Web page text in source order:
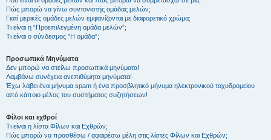
Πώς μπορώ να γίνω συντονιστής ομάδας μελών;
Γιατί μερικές ομάδες μελών εμφανίζονται με διαφορετικό χρώμα;
Τι είναι η “Προεπιλεγμένη ομάδα μελών”;
Τι είναι ο σύνδεσμος "Η ομάδα”;
Προσωπικά Μηνύματα
Δεν μπορώ να στείλω προσωπικά μηνύματα!
Λαμβάνω συνέχεια ανεπιθύμητα μηνύματα!
Έχω λάβει ένα μήνυμα spam ή ένα προσβλητικό μήνυμα ηλεκτρονικού ταχυδρομείου
από κάποιο μέλος του συστήματος συζητήσεων!
Φίλοι και εχθροί
Τι είναι η λίστα Φίλων και Εχθρών;
Πώς μπορώ να προσθέσω / αφαιρέσω μέλη στις λίστες Φίλων και Εχθρών;